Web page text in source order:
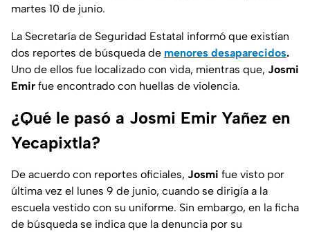
martes 10 de junio.
La Secretaría de Seguridad Estatal informó que existían
dos reportes de búsqueda de menores desaparecidos.
Uno de ellos fue localizado con vida, mientras que, Josmi
Emir fue encontrado con huellas de violencia.
¿Qué le pasó a Josmi Emir Yañez en
Yecapixtla?
De acuerdo con reportes oficiales, Josmi fue visto por
última vez el lunes 9 de junio, cuando se dirigía a la
escuela vestido con su uniforme. Sin embargo, en la ficha
de búsqueda se indica que la denuncia por su